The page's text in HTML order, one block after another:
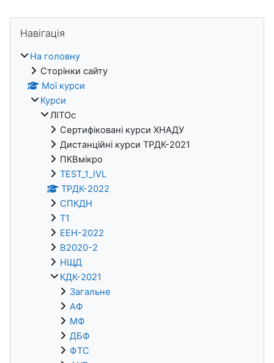
Блоки
Навігація
На головну
Сторінки сайту
Мої курси
Курси
ЛІТОс
Сертифіковані курси ХНАДУ
Дистанційні курси ТРДК-2021
ПКВмікро
TEST_1_IVL
ТРДК-2022
СПКДН
Т1
ЕЕН-2022
В2020-2
НЩД
КДК-2021
Загальне
АФ
МФ
ДБФ
ФТС